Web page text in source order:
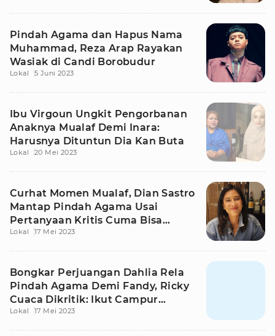
Pindah Agama dan Hapus Nama
Muhammad, Reza Arap Rayakan
Wasiak di Candi Borobudur
Lokal 5 Juni 2023
Ibu Virgoun Ungkit Pengorbanan
Anaknya Mualaf Demi Inara:
Harusnya Dituntun Dia Kan Buta
Lokal 20 Mei 2023
Curhat Momen Mualaf, Dian Sastro
Mantap Pindah Agama Usai
Pertanyaan Kritis Cuma Bisa
Dijawab Ustaz
Lokal 17 Mei 2023
Bongkar Perjuangan Dahlia Rela
Pindah Agama Demi Fandy, Ricky
Cuaca Dikritik: Ikut Campur
Banget
Lokal 17 Mei 2023